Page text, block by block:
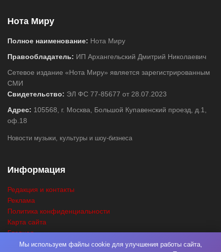
Нота Миру
Полное наименование: Нота Миру
Правообладатель: ИП Архангельский Дмитрий Николаевич
Сетевое издание «Нота Миру» является зарегистрированным
СМИ
Свидетельство: ЭЛ ФС 77-85677 от 28.07.2023
Адрес: 105568, г. Москва, Большой Купавенский проезд, д.1,
оф.18
Новости музыки, культуры и шоу-бизнеса
Информация
Редакция и контакты
Реклама
Политика конфиденциальности
Карта сайта
Главная
ПоискМы используем файлы cookie для улучшения работы сайта,